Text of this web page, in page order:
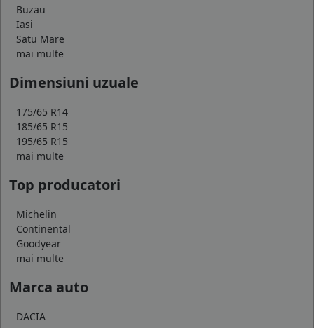
Buzau
Iasi
Satu Mare
mai multe
Dimensiuni uzuale
175/65 R14
185/65 R15
195/65 R15
mai multe
Top producatori
Michelin
Continental
Goodyear
mai multe
Marca auto
DACIA